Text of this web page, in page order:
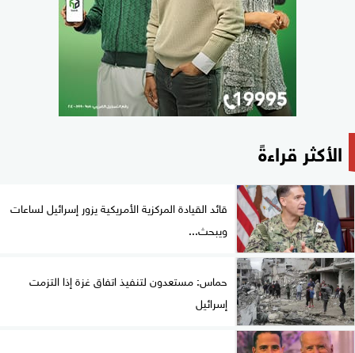
الأكثر قراءةً
قائد القيادة المركزية الأمريكية يزور إسرائيل لساعات
ويبحث...
حماس: مستعدون لتنفيذ اتفاق غزة إذا التزمت
إسرائيل